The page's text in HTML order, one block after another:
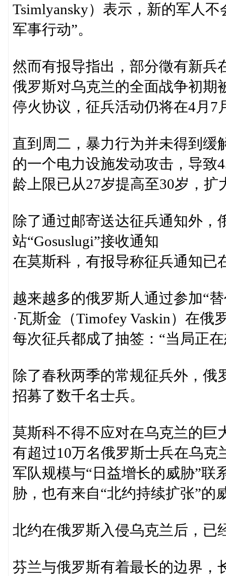
Tsimlyansky）表示，新的军人
军事行动”。
然而有报导指出，部分徵有新兵
俄罗斯对乌克兰的全面战争初期
停火协议，征兵活动仍将在4月7
直到周二，暴力行为并未得到缓
的一个电力设施发动攻击，导致
龄上限已从27岁提高至30岁，扩
除了通过邮寄送达征兵通知外，
站“Gosuslugi”接收通知
在莫斯科，有报导称征兵通知已
越来越多的俄罗斯人通过参加“
·瓦斯金（Timofey Vaskin）在
每次征兵都成了抽签：“当局正
除了春秋两季的常规征兵外，俄
招募了数千名士兵。
莫斯科不得不应对在乌克兰的巨
有超过10万名俄罗斯士兵在乌克
军队规模与“日益增长的威胁”
胁，也有来自“北约持续扩张”的
北约在俄罗斯入侵乌克兰后，已
芬兰与俄罗斯有着最长的边界，